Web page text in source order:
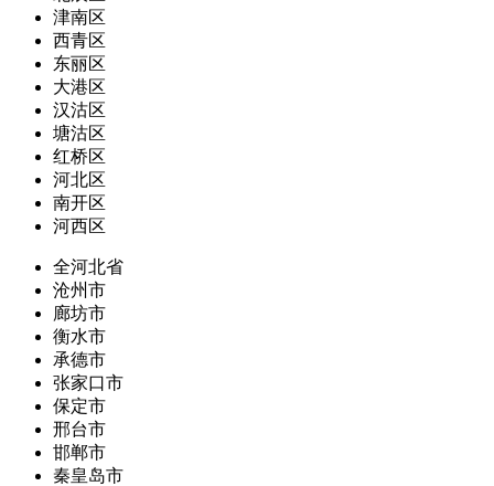
津南区
西青区
东丽区
大港区
汉沽区
塘沽区
红桥区
河北区
南开区
河西区
全河北省
沧州市
廊坊市
衡水市
承德市
张家口市
保定市
邢台市
邯郸市
秦皇岛市